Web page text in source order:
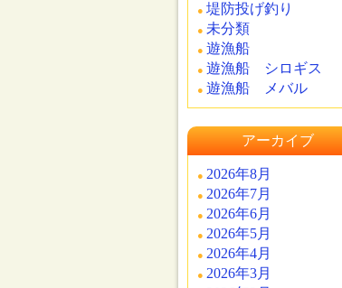
堤防投げ釣り
未分類
遊漁船
遊漁船 シロギス
遊漁船 メバル
アーカイブ
2026年8月
2026年7月
2026年6月
2026年5月
2026年4月
2026年3月